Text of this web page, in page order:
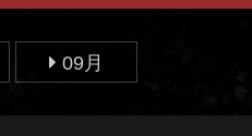
09月